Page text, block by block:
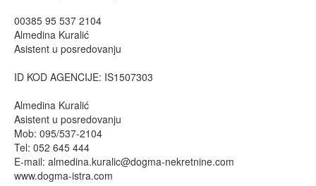
00385 95 537 2104
Almedina Kuralić
Asistent u posredovanju
ID KOD AGENCIJE: IS1507303
Almedina Kuralić
Asistent u posredovanju
Mob: 095/537-2104
Tel: 052 645 444
E-mail: almedina.kuralic@dogma-nekretnine.com
www.dogma-istra.com